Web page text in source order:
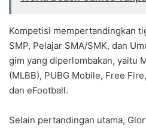
Kompetisi mempertandingkan
SMP, Pelajar SMA/SMK, dan
gim yang diperlombakan, yaitu
(MLBB), PUBG Mobile, Free
dan eFootball.
Selain pertandingan utama,